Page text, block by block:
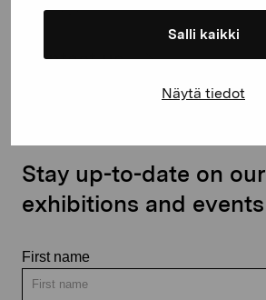
Salli kaikki
Näytä tiedot
Contact us
Stay up-to-date on our
exhibitions and events
First name